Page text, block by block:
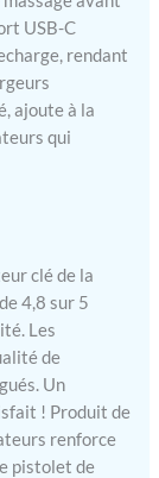
USB-C
rendant
ajoute à la
qui
clé de la
4,8 sur 5
Les
de
Un
! Produit de
renforce
pistolet de